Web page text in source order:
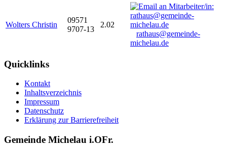
Wolters Christin
09571
9707-13
2.02
rathaus@gemeinde-
michelau.de
Quicklinks
Kontakt
Inhaltsverzeichnis
Impressum
Datenschutz
Erklärung zur Barrierefreiheit
Gemeinde Michelau i.OFr.